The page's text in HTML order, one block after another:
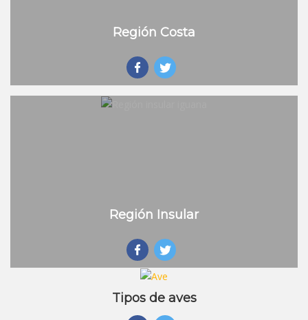
Región Costa
Región Insular
Tipos de aves